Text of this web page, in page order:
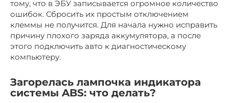
тому, что в ЭБУ записывается огромное количество
ошибок. Сбросить их простым отключением
клеммы не получится. Для начала нужно исправить
причину плохого заряда аккумулятора, а после
этого подключить авто к диагностическому
компьютеру.
Загорелась лампочка индикатора
системы ABS: что делать?